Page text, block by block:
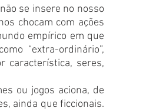
se insere no nosso
chocam com ações
empírico em que
“extra-ordinário”,
característica, seres,
ou jogos aciona, de
ainda que ficcionais.